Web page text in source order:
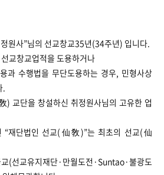
원사”님의 선교창교35년(34주년) 입니다.
교창교업적을 도용하거나
과 수행법을 무단도용하는 경우, 민형사상
.
) 교단을 창설하신 취정원사님의 고유한 업
“재단법인 선교(仙敎)”는 최초의 선교(仙
(선교유지재단·만월도전·Suntao·불광도